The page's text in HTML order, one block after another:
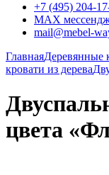
+7 (495) 204-
MAX
mail@mebel-
ГлавнаяДеревянные
кровати из дерева
цвета